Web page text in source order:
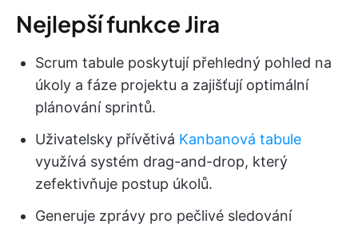
Nejlepší funkce Jira
Scrum tabule poskytují přehledný pohled na
úkoly a fáze projektu a zajišťují optimální
plánování sprintů.
Uživatelsky přívětivá Kanbanová tabule
využívá systém drag-and-drop, který
zefektivňuje postup úkolů.
Generuje zprávy pro pečlivé sledování